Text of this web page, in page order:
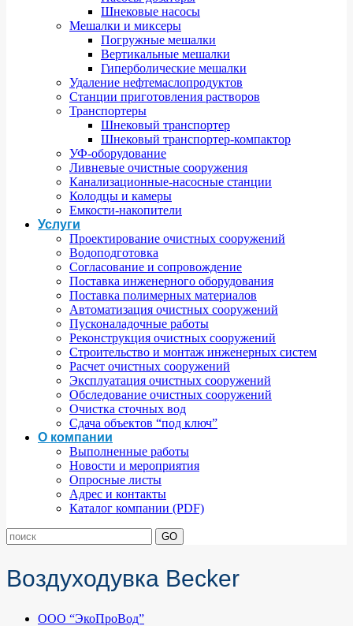
Шнековые насосы
Мешалки и миксеры
Погружные мешалки
Вертикальные мешалки
Гиперболические мешалки
Удаление нефтемаслопродуктов
Станции приготовления растворов
Транспортеры
Шнековый транспортер
Шнековый транспортер-компактор
УФ-оборудование
Ливневые очистные сооружения
Канализационные-насосные станции
Колодцы и камеры
Емкости-накопители
Услуги
Проектирование очистных сооружений
Водоподготовка
Согласование и сопровождение
Поставка инженерного оборудования
Поставка полимерных материалов
Автоматизация очистных сооружений
Пусконаладочные работы
Реконструкция очистных сооружений
Строительство и монтаж инженерных систем
Расчет очистных сооружений
Эксплуатация очистных сооружений
Обследование очистных сооружений
Очистка сточных вод
Сдача объектов “под ключ”
О компании
Выполненные работы
Новости и мероприятия
Опросные листы
Адрес и контакты
Каталог компании (PDF)
Воздуходувка Becker
ООО “ЭкоПроВод”